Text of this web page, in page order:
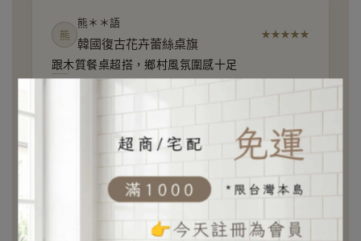
熊
熊＊＊語
韓國復古花卉蕾絲桌旗
★★★★★
跟木質餐桌超搭，鄉村風氛圍感十足
細緻，每天吃飯的時候都覺得心情特別好。
"
已驗證購買